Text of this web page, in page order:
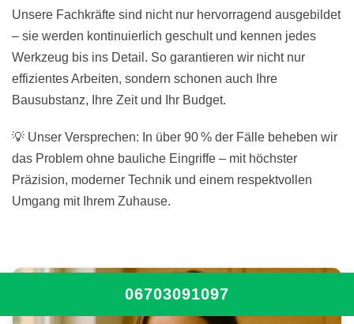
Unsere Fachkräfte sind nicht nur hervorragend ausgebildet
– sie werden kontinuierlich geschult und kennen jedes
Werkzeug bis ins Detail. So garantieren wir nicht nur
effizientes Arbeiten, sondern schonen auch Ihre
Bausubstanz, Ihre Zeit und Ihr Budget.
💡 Unser Versprechen: In über 90 % der Fälle beheben wir
das Problem ohne bauliche Eingriffe – mit höchster
Präzision, moderner Technik und einem respektvollen
Umgang mit Ihrem Zuhause.
06703091097